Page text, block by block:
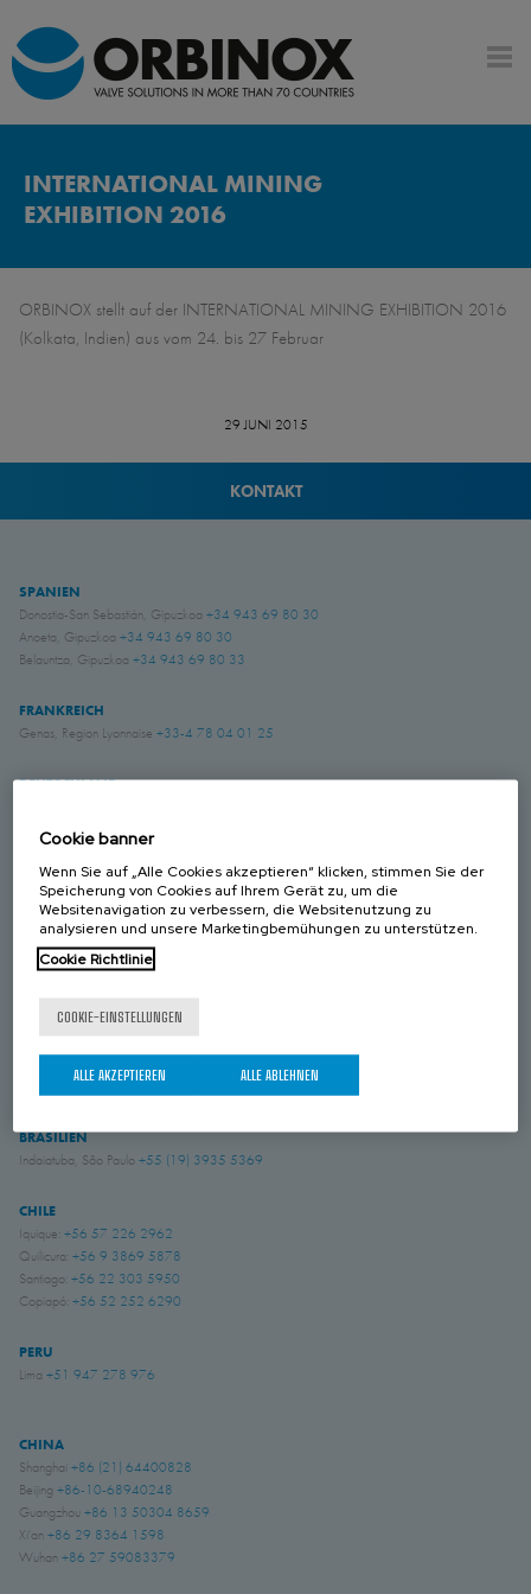
INTERNATIONAL MINING
EXHIBITION 2016
ORBINOX stellt auf der INTERNATIONAL MINING EXHIBITION 2016
(Kolkata, Indien) aus vom 24. bis 27 Februar
29 JUNI 2015
KONTAKT
SPANIEN
Donostia-San Sebastián, Gipuzkoa +34 943 69 80 30
Anoeta, Gipuzkoa +34 943 69 80 30
Belauntza, Gipuzkoa +34 943 69 80 33
FRANKREICH
Genas, Region Lyonnaise +33-4 78 04 01 25
DEUTSCHLAND
GROSS BRITANIEN
Chichester, West Sussex +44 (0) 1243 810240
Eastwood, Nottingham +44 (0) 115 9324046
KANADA
Laval, Quebec+1 450 622 8775
Amory, Mississippi+1 662 256 2227
BRASILIEN
Indaiatuba, São Paulo +55 (19) 3935 5369
CHILE
Iquique: +56 57 226 2962
Quilicura: +56 9 3869 5878
Santiago: +56 22 303 5950
Copiapó: +56 52 252 6290
PERU
Lima +51 947 278 976
CHINA
Shanghai +86 (21) 64400828
Beijing +86-10-68940248
Guangzhou +86 13 50304 8659
Xi'an +86 29 8364 1598
Wuhan +86 27 59083379
Cookie banner
Wenn Sie auf „Alle Cookies akzeptieren“ klicken, stimmen Sie der
Speicherung von Cookies auf Ihrem Gerät zu, um die
Websitenavigation zu verbessern, die Websitenutzung zu
analysieren und unsere Marketingbemühungen zu unterstützen.
Cookie Richtlinie
COOKIE-EINSTELLUNGEN
ALLE ABLEHNEN
ALLE AKZEPTIEREN